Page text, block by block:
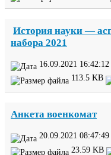
История науки —
набора 2021
16 09 2021 16:42:12
113.5 KB
Анкета военкомат
20.09.2021 08:47:49
23 59 KB